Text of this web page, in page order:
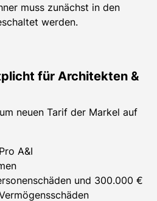
muss zunächst in den
werden.
für Architekten &
neuen Tarif der Markel auf
A&I
und 300.000 €